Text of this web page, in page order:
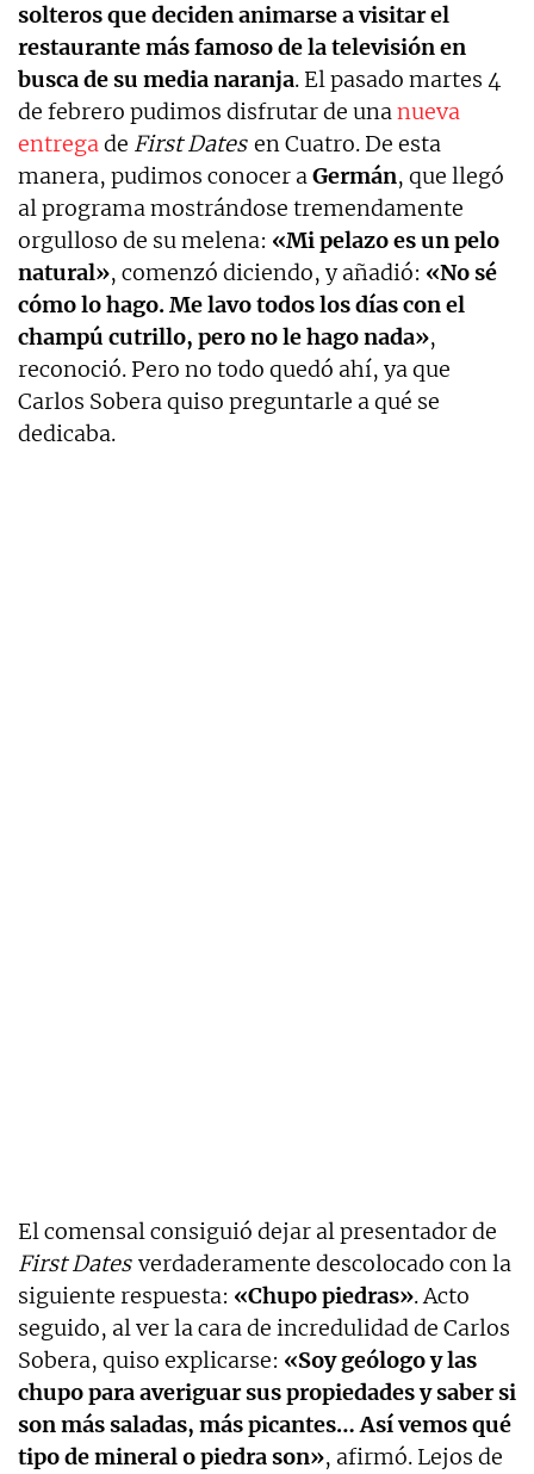
solteros que deciden animarse a visitar el
restaurante más famoso de la televisión en
busca de su media naranja. El pasado martes 4
de febrero pudimos disfrutar de unanueva
entregade First Dates en Cuatro. De esta
manera, pudimos conocer aGermán, que llegó
al programa mostrándose tremendamente
orgulloso de su melena: «Mi pelazo es un pelo
natural», comenzó diciendo, y añadió: «No sé
cómo lo hago. Me lavo todos los días con el
champú cutrillo, pero no le hago nada»,
reconoció. Pero no todo quedó ahí, ya que
Carlos Sobera quiso preguntarle a qué se
dedicaba.
El comensal consiguió dejar al presentador de
First Dates verdaderamente descolocado con la
siguiente respuesta: «Chupo piedras». Acto
seguido, al ver la cara de incredulidad de Carlos
Sobera, quiso explicarse: «Soy geólogo y las
chupo para averiguar sus propiedades y saber si
son más saladas, más picantes… Así vemos qué
tipo de mineral o piedra son», afirmó. Lejos de